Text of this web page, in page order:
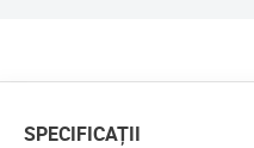
SPECIFICAȚII